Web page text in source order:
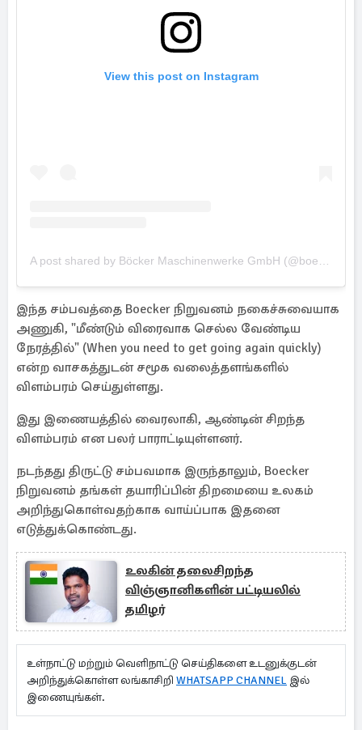
View this post on Instagram
இந்த சம்பவத்தை Boecker நிறுவனம் நகைச்சுவையாக
அணுகி, "மீண்டும் விரைவாக செல்ல வேண்டிய
நேரத்தில்" (When you need to get going again quickly)
என்ற வாசகத்துடன் சமூக வலைத்தளங்களில்
விளம்பரம் செய்துள்ளது.
இது இணையத்தில் வைரலாகி, ஆண்டின் சிறந்த
விளம்பரம் என பலர் பாராட்டியுள்ளனர்.
நடந்தது திருட்டு சம்பவமாக இருந்தாலும், Boecker
நிறுவனம் தங்கள் தயாரிப்பின் திறமையை உலகம்
அறிந்துகொள்வதற்காக வாய்ப்பாக இதனை
எடுத்துக்கொண்டது.
உலகின் தலைசிறந்த
விஞ்ஞானிகளின் பட்டியலில்
தமிழர்
உள்நாட்டு மற்றும் வெளிநாட்டு செய்திகளை உடனுக்குடன்
அறிந்துக்கொள்ள லங்காசிறி WHATSAPP CHANNEL இல்
இணையுங்கள்.